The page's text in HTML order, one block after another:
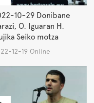
10-29 Donibane
O. Iguaran H.
Seiko motza
12-19 Online